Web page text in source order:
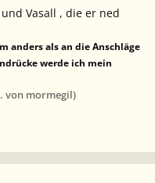
Vasall , die er ned
anders als an die Anschläge
werde ich mein
von mormegil)